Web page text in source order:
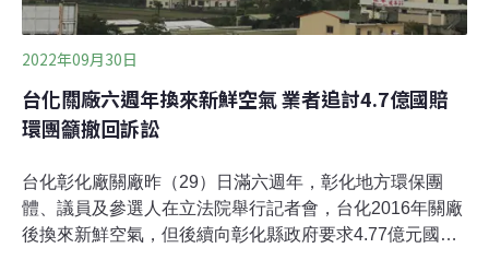
2022年09月30日
台化關廠六週年換來新鮮空氣 業者追討4.7億國賠
環團籲撤回訴訟
台化彰化廠關廠昨（29）日滿六週年，彰化地方環保團
體、議員及參選人在立法院舉行記者會，台化2016年關廠
後換來新鮮空氣，但後續向彰化縣政府要求4.77億元國賠